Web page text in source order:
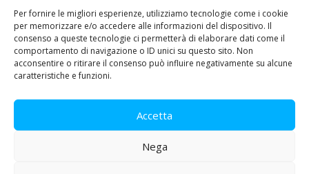
Per fornire le migliori esperienze, utilizziamo tecnologie come i cookie
per memorizzare e/o accedere alle informazioni del dispositivo. Il
consenso a queste tecnologie ci permetterà di elaborare dati come il
comportamento di navigazione o ID unici su questo sito. Non
acconsentire o ritirare il consenso può influire negativamente su alcune
caratteristiche e funzioni.
Accetta
Nega
cert@t2i.it
Codice Fiscale / Partita IVA 04636360267
Organismo di ricerca Reg.UE 651/2014
Avvisi e bandi